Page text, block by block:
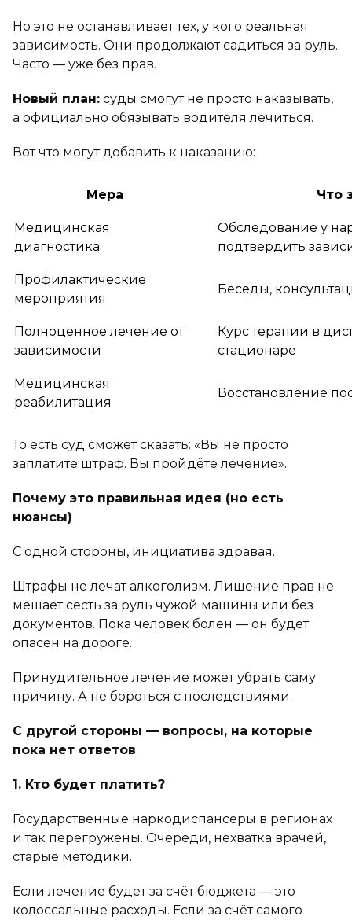
Но это не останавливает тех, у кого реальная
зависимость. Они продолжают садиться за руль.
Часто — уже без прав.
Новый план: суды смогут не просто наказывать,
а официально обязывать водителя лечиться.
Вот что могут добавить к наказанию:
Мера Что
Медицинская
диагностика
Обследование у
подтвердить
Профилактические
мероприятия
Беседы,
Полноценное лечение от
зависимости
Курс терапии в
стационаре
Медицинская
реабилитация
Восстановление
То есть суд сможет сказать: «Вы не просто
заплатите штраф. Вы пройдёте лечение».
Почему это правильная идея (но есть
нюансы)
С одной стороны, инициатива здравая.
Штрафы не лечат алкоголизм. Лишение прав не
мешает сесть за руль чужой машины или без
документов. Пока человек болен — он будет
опасен на дороге.
Принудительное лечение может убрать саму
причину. А не бороться с последствиями.
С другой стороны — вопросы, на которые
пока нет ответов
1. Кто будет платить?
Государственные наркодиспансеры в регионах
и так перегружены. Очереди, нехватка врачей,
старые методики.
Если лечение будет за счёт бюджета — это
колоссальные расходы. Если за счёт самого